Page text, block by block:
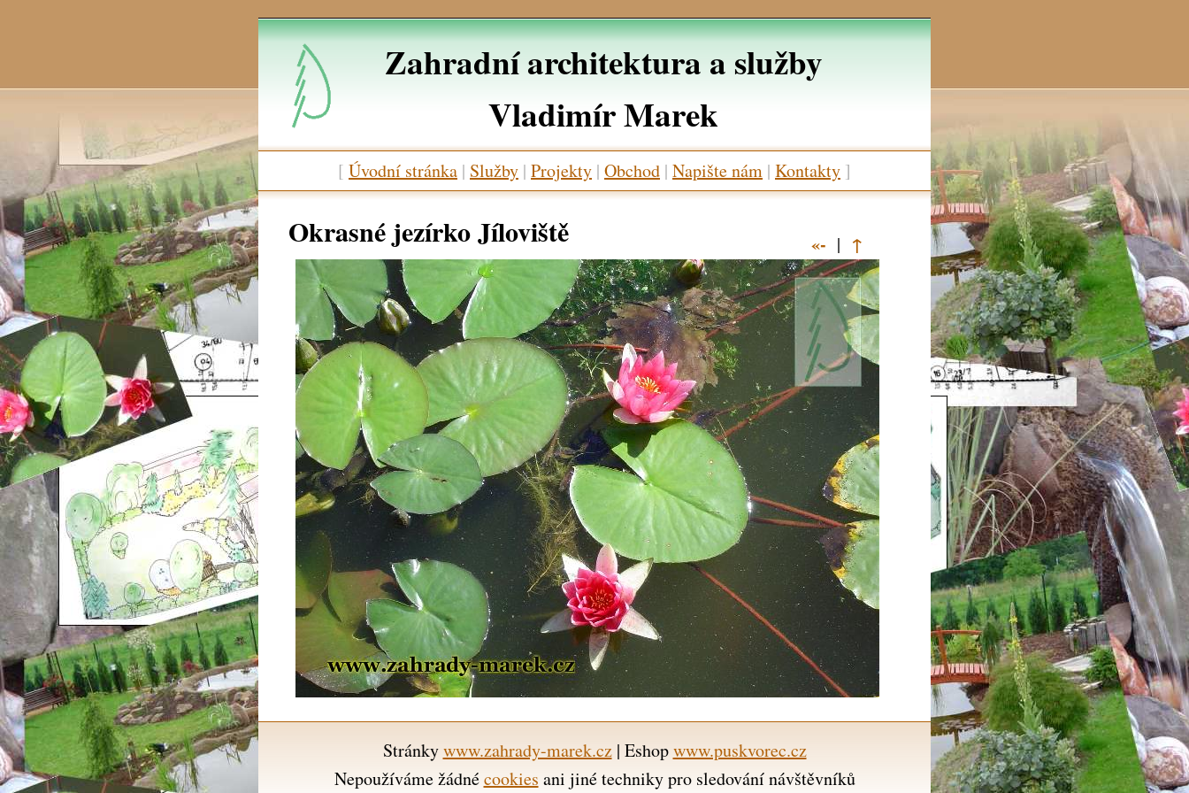
Zahradní architektura a služby
Vladimír Marek
[ Úvodní stránka | Služby | Projekty | Obchod | Napište nám | Kontakty ]
Okrasné jezírko Jíloviště «- | ↑
Stránkywww.zahrady-marek.cz| Eshopwww.puskvorec.cz
Nepoužíváme žádnécookies ani jiné techniky pro sledování návštěvníků